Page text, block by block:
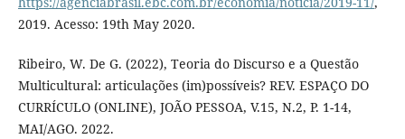
2019. Acesso: 19th May 2020.
Ribeiro, W. De G. (2022), Teoria do Discurso e a Questão
Multicultural: articulações (im)possíveis? REV. ESPAÇO DO
CURRÍCULO (ONLINE), JOÃO PESSOA, V.15, N.2, P. 1-14,
MAI/AGO. 2022.